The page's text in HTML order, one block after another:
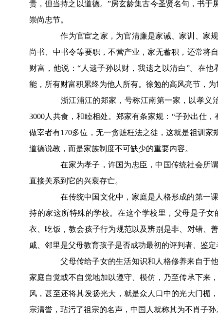
贵，但当持之以道德。”房玄龄集古今圣贤名句，书
崇尚忠节。
作为官宦之家，为官清廉是家诫、家训、家规
尚书、中书令等要职，不营产业，家无蓄积，还常将
财富，他说：“人遗子孙以财，我遗之以清白”。在
能，所有财富积累终为他人所有。徐勉的高风亮节，
浙江浦江的郑家，号称江南第一家，以孝义
3000人共食，和睦相处。郑家有条家规：“子孙出仕
做宰者有170多位，无一贪赃枉法之徒，这就是祖训
道德说教，而是家族制度不可缺少的重要内容。
在家为孝子，许国为忠臣，中国传统社会所谓
直接关系到它的兴衰存亡。
在传统中国文化中，家庭是人格形成的第一课
持的家这所特殊的学校。在这个学校里，父母是子
衣、吃饭，教会孩子行为规范以及辨别是非、对错、
戚、邻里是父母教育孩子是否成功最初的评判者、鉴定
父母传给子女的生活知识和人格修养来自于他
家庭自觉或不自觉地加以遵守、模仿，乃至传承下来
风，甚至还将其发扬光大，就是众人口中的光大门楣
宗清誉，玷污了祖宗的名声，中国人就称其为不肖子孙